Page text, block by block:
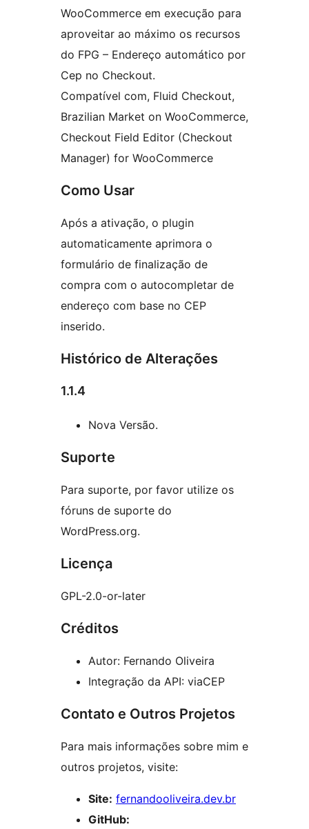
WooCommerce em execução para
aproveitar ao máximo os recursos
do FPG – Endereço automático por
Cep no Checkout.
Compatível com, Fluid Checkout,
Brazilian Market on WooCommerce,
Checkout Field Editor (Checkout
Manager) for WooCommerce
Como Usar
Após a ativação, o plugin
automaticamente aprimora o
formulário de finalização de
compra com o autocompletar de
endereço com base no CEP
inserido.
Histórico de Alterações
1.1.4
Nova Versão.
Suporte
Para suporte, por favor utilize os
fóruns de suporte do
WordPress.org.
Licença
GPL-2.0-or-later
Créditos
Autor: Fernando Oliveira
Integração da API: viaCEP
Contato e Outros Projetos
Para mais informações sobre mim e
outros projetos, visite:
Site: fernandooliveira.dev.br
GitHub: